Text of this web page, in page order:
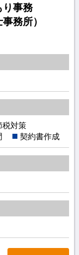
事務
所）
税対策
契約書作成